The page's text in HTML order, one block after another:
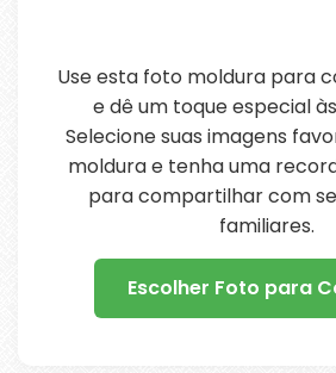
Use esta foto moldura para
e dê um toque especial
Selecione suas imagens
moldura e tenha uma
para compartilhar com
familiares.
Escolher Foto para